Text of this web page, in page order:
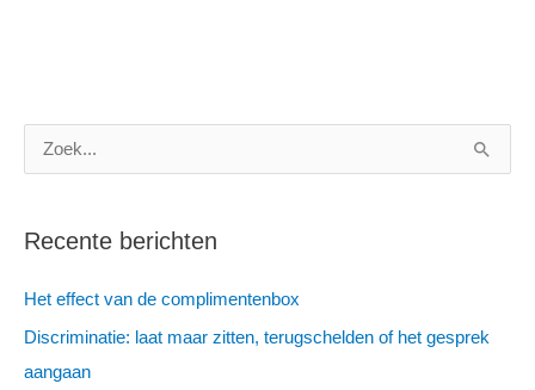
n
a
Recente berichten
Het effect van de complimentenbox
Discriminatie: laat maar zitten, terugschelden of het gesprek
aangaan